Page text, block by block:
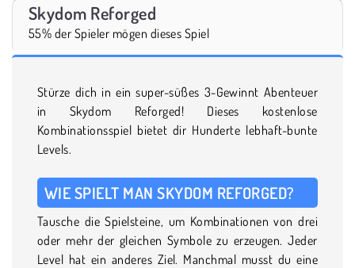
Skydom Reforged
55% der Spieler mögen dieses Spiel
Stürze dich in ein super-süßes 3-Gewinnt Abenteuer
in Skydom Reforged! Dieses kostenlose
Kombinationsspiel bietet dir Hunderte lebhaft-bunte
Levels.
WIE SPIELT MAN SKYDOM REFORGED?
Tausche die Spielsteine, um Kombinationen von drei
oder mehr der gleichen Symbole zu erzeugen. Jeder
Level hat ein anderes Ziel. Manchmal musst du eine